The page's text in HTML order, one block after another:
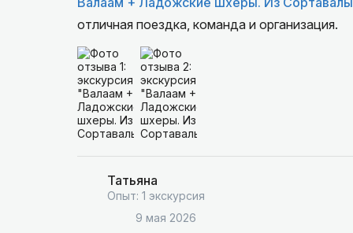
отличная поездка, команда и организация.
Татьяна
Опыт: 1 экскурсия
9 мая 2026